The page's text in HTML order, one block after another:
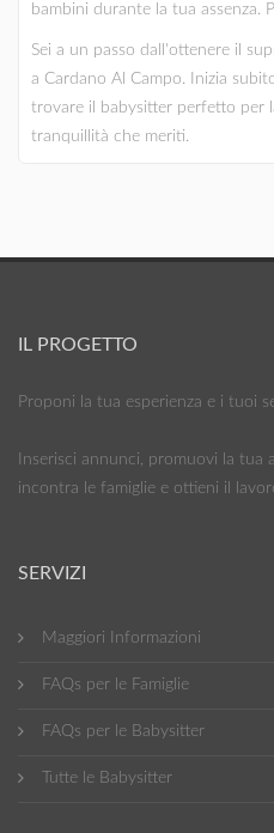
bambini durante la tua assenza.
Sei a un passo dall'ottenere il
a Cardano Al Campo. Inizia
trovare il babysitter perfetto per
tranquillità che meriti.
IL PROGETTO
Proponi la tua esperienza e i tuoi
Inserisci annunci, promuovi la tua
incontra le famiglie e ottieni il
SERVIZI
Maggiori Informazioni
FAQs per le Famiglie
FAQs per le Babysitter
Tutte le Babysitter